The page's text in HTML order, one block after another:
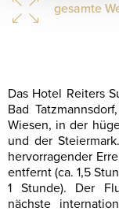
gesamte
Das Hotel Reiters
Bad
Wiesen, in der
und der
hervorragender
entfernt (ca. 1,5
1 Stunde). Der
nächste